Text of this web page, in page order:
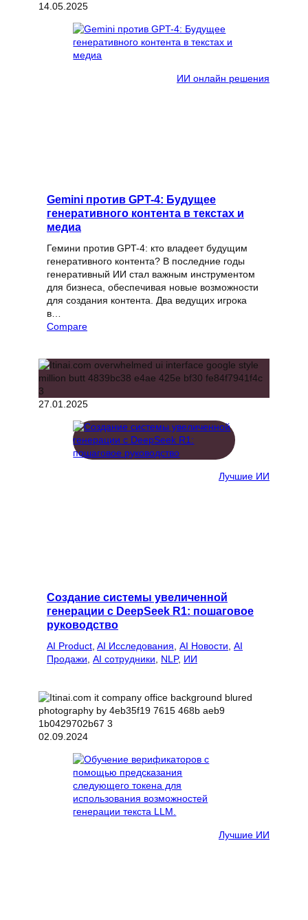
14.05.2025
ИИ онлайн решения
Gemini против GPT-4: Будущее
генеративного контента в текстах и
медиа
Гемини против GPT-4: кто владеет будущим
генеративного контента? В последние годы
генеративный ИИ стал важным инструментом
для бизнеса, обеспечивая новые возможности
для создания контента. Два ведущих игрока
в…
Compare
27.01.2025
Лучшие ИИ
Создание системы увеличенной
генерации с DeepSeek R1: пошаговое
руководство
AI Product AI Исследования AI Новости AI
Продажи AI сотрудники NLP, ИИ
02.09.2024
Лучшие ИИ